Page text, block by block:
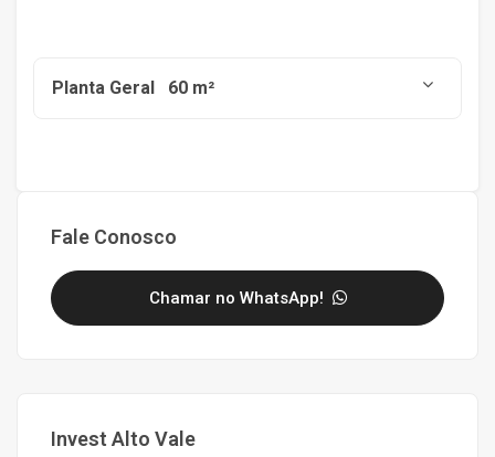
Planta Geral 60 m²
Fale Conosco
Chamar no WhatsApp!
Invest Alto Vale